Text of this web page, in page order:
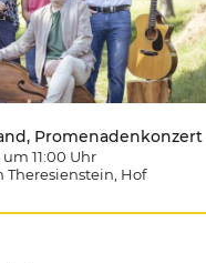
Promenadenkonzert
11:00 Uhr
Theresienstein , Hof